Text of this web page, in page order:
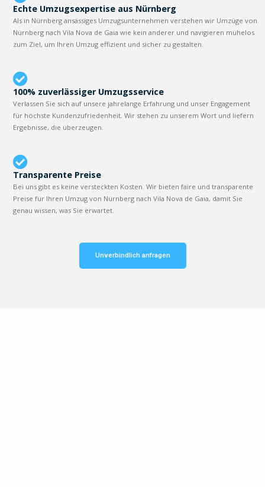
Echte Umzugsexpertise aus Nürnberg
Als in Nürnberg ansässiges Umzugsunternehmen verstehen wir Umzüge von
Nürnberg nach Vila Nova de Gaia wie kein anderer und navigieren mühelos
zum Ziel, um Ihren Umzug effizient und sicher zu gestalten.
100% zuverlässiger Umzugsservice
Verlassen Sie sich auf unsere jahrelange Erfahrung und unser Engagement
für höchste Kundenzufriedenheit. Wir stehen zu unserem Wort und liefern
Ergebnisse, die überzeugen.
Transparente Preise
Bei uns gibt es keine versteckten Kosten. Wir bieten faire und transparente
Preise für Ihren Umzug von Nürnberg nach Vila Nova de Gaia, damit Sie
genau wissen, was Sie erwartet.
Unverbindlich anfragen